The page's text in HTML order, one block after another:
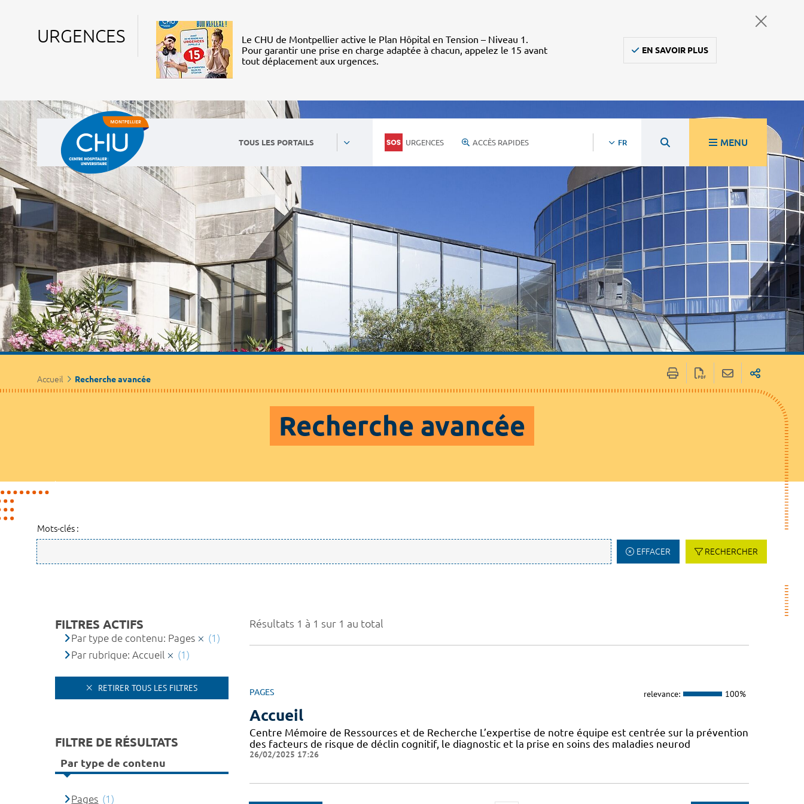
URGENCES
Le CHU de Montpellier active le Plan Hôpital en Tension – Niveau 1.
Pour garantir une prise en charge adaptée à chacun, appelez le 15 avant
tout déplacement aux urgences.
EN SAVOIR PLUS
TOUS LES PORTAILS URGENCES ACCÈS RAPIDES FR MENU
Accueil Recherche avancée
Recherche avancée
Mots-clés :
EFFACER RECHERCHER
Résultats 1 à 1 sur 1 au total
PAGES relevance: 100%
Accueil
Centre Mémoire de Ressources et de Recherche L’expertise de notre équipe est centrée sur la prévention
des facteurs de risque de déclin cognitif, le diagnostic et la prise en soins des maladies neurod
26/02/2025 17:26
FILTRES ACTIFS
Par type de contenu: Pages
(1)
Par rubrique: Accueil
(1)
RETIRER TOUS LES FILTRES
FILTRE DE RÉSULTATS
Par type de contenu
Pages (1)